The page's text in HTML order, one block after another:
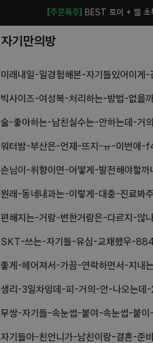
[주문폭주] BEST 토이 + 젤 초
자기만의방
미래내일-일경험해본-자기들있어이
빅사이즈-여성복-처리하는-방법-없을
술-좋아하는-남친실수는-안하는데-
워터밤-부산은-언제-뜨지-ㅠ-이번에-
손님이-취향이면-어떻게-발전해야할
원래-동네내과는-이렇게-대충-진료봐
편해지는-거랑-변한거랑은-다르지-
SKT-쓰는-자기들-유심-교채했우-
좋게-헤어져서-가끔-연락하면서-지
생리-3일차잉데-피-거의-안-나오는데
무쌍-자기들-속눈썹-붙여-속눈썹-붙
자기들아-친언니가-남친이랑-결혼-준